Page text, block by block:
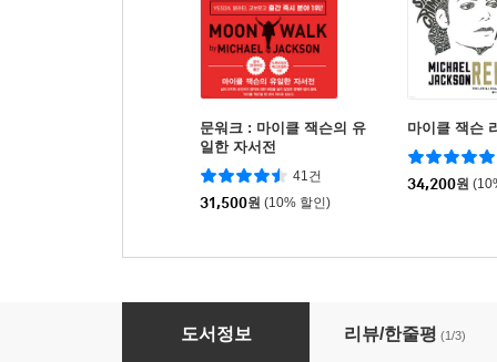
문워크 : 마이클 잭슨의 유
일한 자서전
41건
31,500원 (10% 할인)
마이클 잭슨
34,200원
마이클 잭슨 더 레전드
도서정보 리뷰/한줄평 (1/3)